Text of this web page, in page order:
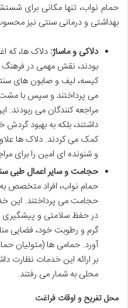
حمام نواب، تنها مکانی برای
بهداشتی و درمانی سنتی نیز
دلاکی و ماساژ: دلاک ها، که
بودند، نقش مهمی در فرهنگ
کیسه، لیف و صابون های
می پرداختند و سپس با مشت
مراجعه کنندگان می ربودند.
داشتند، بلکه به بهبود
کمک می کردند. دلاک ها
و شنونده ای امین را برای
حجامت و سایر اعمال طبی
حمام نواب، افراد متخصص
حجامت می پرداختند. این
در حفظ سلامتی و پیشگیری
گرم و رطوبت خود، فضایی
آورد. حمامی ها (متولیان
بر ارائه این خدمات نظارت
محلی به شمار می رفتند.
محل تفریح و اوقات فراغت